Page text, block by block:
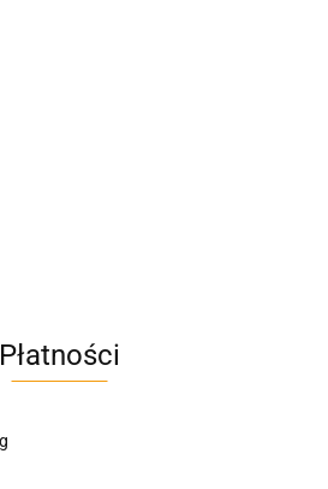
AC EasyLine
Płatności